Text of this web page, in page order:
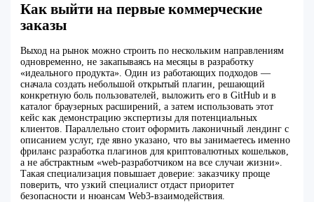
Как выйти на первые коммерческие
заказы
Выход на рынок можно строить по нескольким направлениям
одновременно, не закапываясь на месяцы в разработку
«идеального продукта». Один из работающих подходов —
сначала создать небольшой открытый плагин, решающий
конкретную боль пользователей, выложить его в GitHub и в
каталог браузерных расширений, а затем использовать этот
кейс как демонстрацию экспертизы для потенциальных
клиентов. Параллельно стоит оформить лаконичный лендинг с
описанием услуг, где явно указано, что вы занимаетесь именно
фриланс разработка плагинов для криптовалютных кошельков,
а не абстрактным «web-разработчиком на все случаи жизни».
Такая специализация повышает доверие: заказчику проще
поверить, что узкий специалист отдаст приоритет
безопасности и нюансам Web3-взаимодействия.